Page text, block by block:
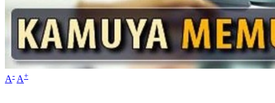
A- A+